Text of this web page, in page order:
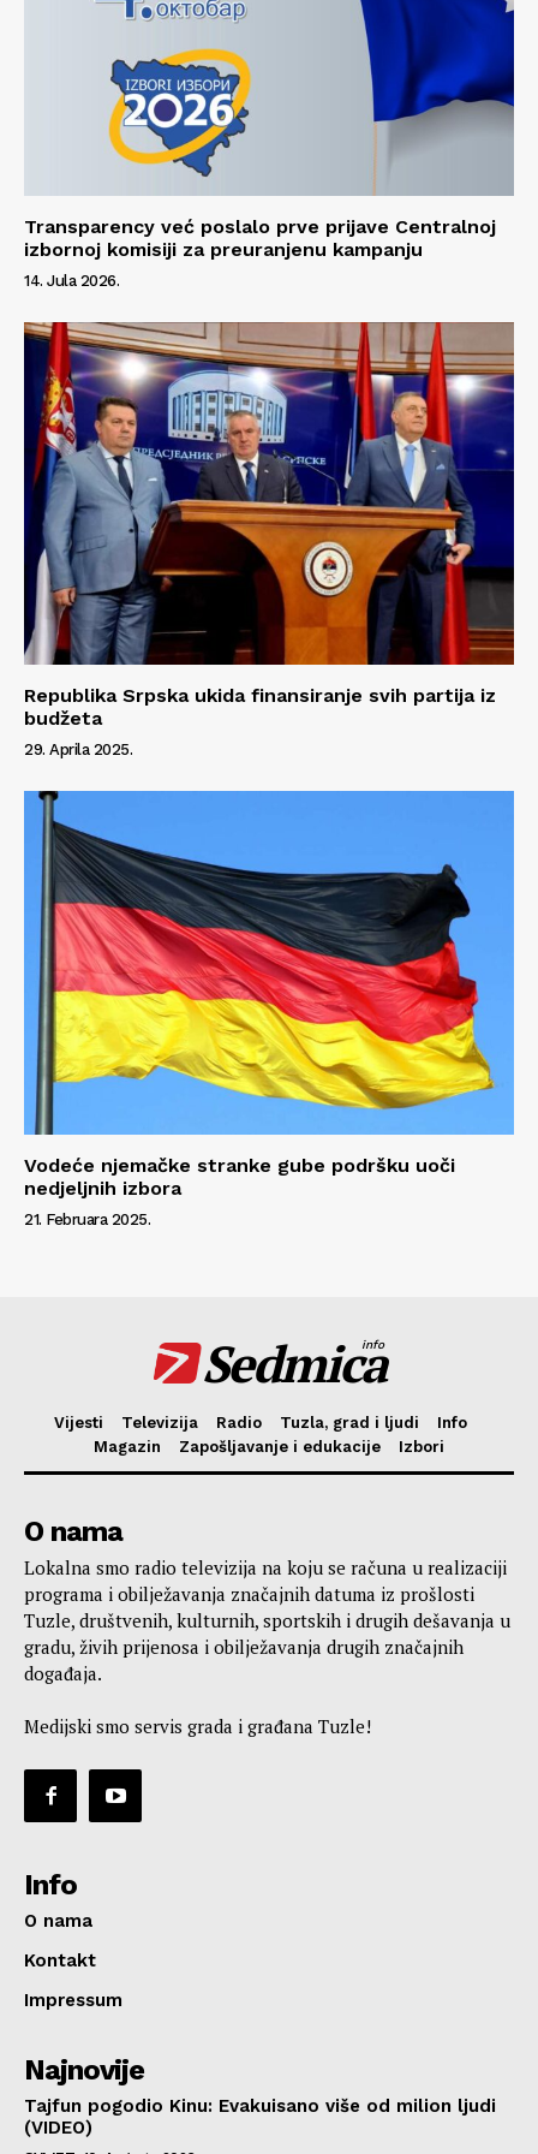
Transparency već poslalo prve prijave Centralnoj
izbornoj komisiji za preuranjenu kampanju
14. Jula 2026.
Republika Srpska ukida finansiranje svih partija iz
budžeta
29. Aprila 2025.
Vodeće njemačke stranke gube podršku uoči
nedjeljnih izbora
21. Februara 2025.
Sedmica
info
Vijesti Televizija Radio Tuzla, grad i ljudi
Info
Magazin
Zapošljavanje i edukacije Izbori
O nama
Lokalna smo radio televizija na koju se računa u realizaciji
programa i obilježavanja značajnih datuma iz prošlosti
Tuzle, društvenih, kulturnih, sportskih i drugih dešavanja u
gradu, živih prijenosa i obilježavanja drugih značajnih
događaja.
Medijski smo servis grada i građana Tuzle!
Info
O nama
Kontakt
Impressum
Najnovije
Tajfun pogodio Kinu: Evakuisano više od milion ljudi
(VIDEO)